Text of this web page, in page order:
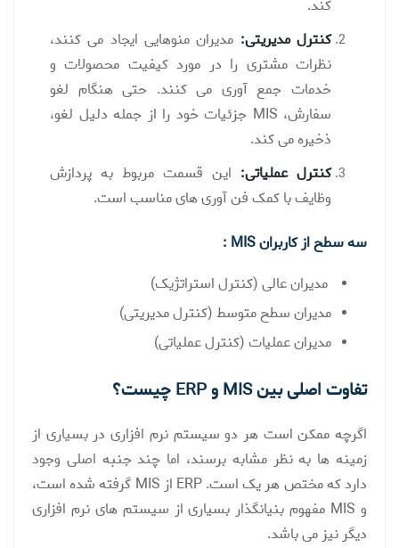
کند.
کنترل مدیریتی: مدیران منوهایی ایجاد می کنند،
نظرات مشتری را در مورد کیفیت محصولات و
خدمات جمع آوری می کنند. حتی هنگام لغو
سفارش، MIS جزئیات خود را از جمله دلیل لغو،
ذخیره می کند.
کنترل عملیاتی: این قسمت مربوط به پردازش
وظایف با کمک فن آوری های مناسب است.
سه سطح از کاربران MIS :
مدیران عالی (کنترل استراتژیک)
مدیران سطح متوسط ​​(کنترل مدیریتی)
مدیران عملیات (کنترل عملیاتی)
تفاوت اصلی بین MIS و ERP چیست؟
اگرچه ممکن است هر دو سیستم نرم افزاری در بسیاری از
زمینه ها به نظر مشابه برسند، اما چند جنبه اصلی وجود
دارد که مختص هر یک است. ERP از MIS گرفته شده است،
و MIS مفهوم بنیانگذار بسیاری از سیستم های نرم افزاری
دیگر نیز می باشد.